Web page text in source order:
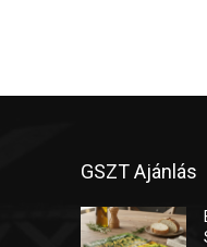
GSZT Ajánlás